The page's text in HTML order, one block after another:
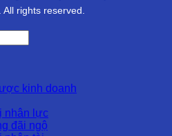
rights reserved.
kinh doanh
nhân lực
đãi ngộ